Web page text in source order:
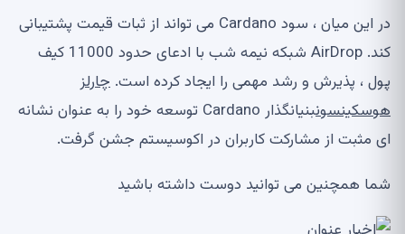
در این میان ، سود Cardano می تواند از ثبات قیمت پشتیبانی
کند. AirDrop شبکه نیمه شب با ادعای حدود 11000 کیف
پول ، پذیرش و رشد مهمی را ایجاد کرده است. چارلز
هوسکینسون
بنیانگذار Cardano توسعه خود را به عنوان نشانه
ای مثبت از مشارکت کاربران در اکوسیستم جشن گرفت.
شما همچنین می توانید دوست داشته باشید